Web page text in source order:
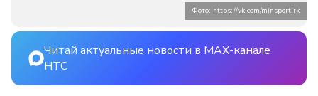
Фото: https://vk.com/minsportirk
Читай актуальные новости в MAX-канале
НТС